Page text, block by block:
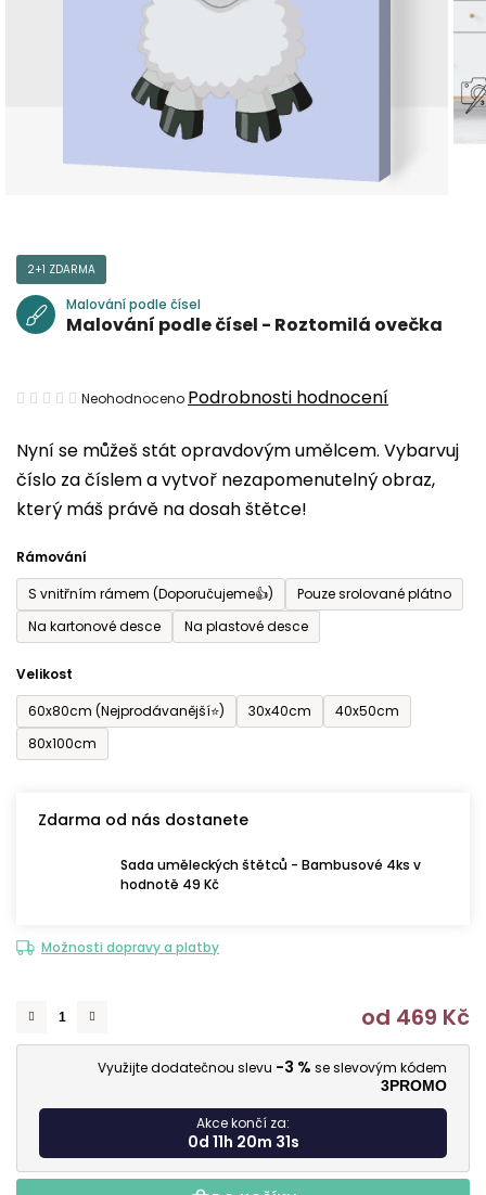
Nyní se můžeš stát opravdovým umělcem. Vybarvuj
číslo za číslem a vytvoř nezapomenutelný obraz,
který máš právě na dosah štětce!
Rámování
S vnitřním rámem (Doporučujeme👍)
Pouze srolované plátno
Na kartonové desce
Na plastové desce
Velikost
60x80cm (Nejprodávanější⭐)
30x40cm
40x50cm
80x100cm
Zdarma od nás dostanete
Sada uměleckých štětců - Bambusové 4ks v
hodnotě 49 Kč
Možnosti dopravy a platby
od 469 Kč
Využijte dodatečnou slevu -3 % se slevovým kódem
3PROMO
Akce končí za:
0d 11h 20m 30s
2+1 ZDARMA
Malování podle čísel
Malování podle čísel - Roztomilá ovečka
Průměrné
produktu
je
0,0
5
hvězdiček.
Neohodnoceno Podrobnosti hodnocení